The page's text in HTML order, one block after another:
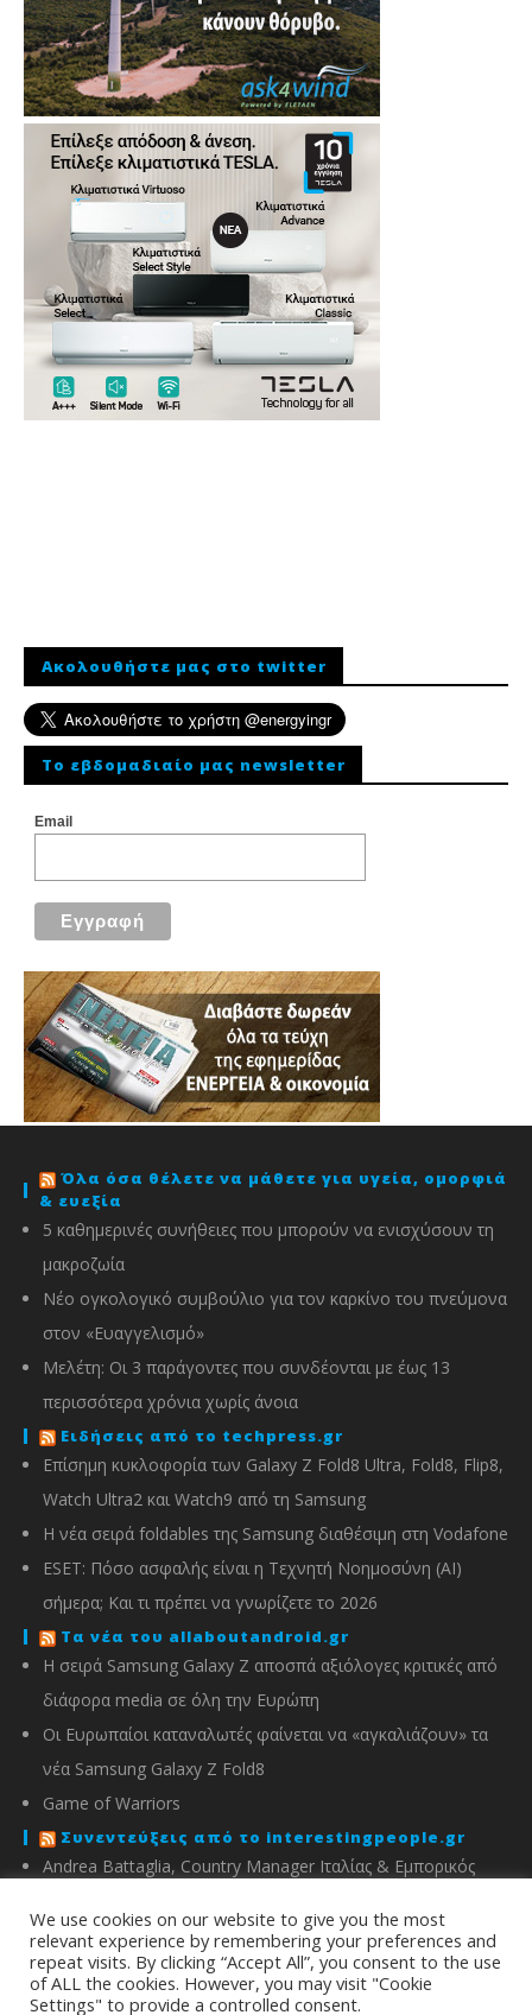
Ακολουθήστε μας στο twitter
To εβδομαδιαίο μας newsletter
Email
Όλα όσα θέλετε να μάθετε για υγεία, ομορφιά
& ευεξία
5 καθημερινές συνήθειες που μπορούν να ενισχύσουν τη
μακροζωία
Νέο ογκολογικό συμβούλιο για τον καρκίνο του πνεύμονα
στον «Ευαγγελισμό»
Μελέτη: Οι 3 παράγοντες που συνδέονται με έως 13
περισσότερα χρόνια χωρίς άνοια
Ειδήσεις από το techpress.gr
Επίσημη κυκλοφορία των Galaxy Z Fold8 Ultra, Fold8, Flip8,
Watch Ultra2 και Watch9 από τη Samsung
Η νέα σειρά foldables της Samsung διαθέσιμη στη Vodafone
ESET: Πόσο ασφαλής είναι η Τεχνητή Νοημοσύνη (AI)
σήμερα; Και τι πρέπει να γνωρίζετε το 2026
Τα νέα του allaboutandroid.gr
Η σειρά Samsung Galaxy Z αποσπά αξιόλογες κριτικές από
διάφορα media σε όλη την Ευρώπη
Οι Ευρωπαίοι καταναλωτές φαίνεται να «αγκαλιάζουν» τα
νέα Samsung Galaxy Z Fold8
Game of Warriors
Συνεντεύξεις από το interestingpeople.gr
Andrea Battaglia, Country Manager Ιταλίας & Εμπορικός
IMOU
Μιχάλης Χειμώνας, Γενικός Διευθυντής ΣΦΕΕ
We use cookies on our website to give you the most
relevant experience by remembering your preferences and
repeat visits. By clicking “Accept All”, you consent to the use
of ALL the cookies. However, you may visit "Cookie
Settings" to provide a controlled consent.